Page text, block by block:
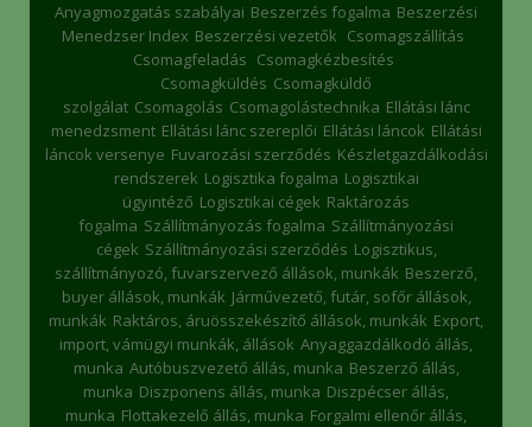
Anyagmozgatás szabályai Beszerzés fogalma Beszerzési
Menedzser Index Beszerzési vezetők Csomagszállítás
Csomagfeladás Csomagkézbesítés
Csomagküldés Csomagküldő
szolgálat Csomagolás Csomagolástechnika Ellátási lánc
menedzsment Ellátási lánc szereplői Ellátási láncok Ellátási
láncok versenye Fuvarozási szerződés Készletgazdálkodási
rendszerek Logisztika fogalma Logisztikai
ügyintéző Logisztikai cégek Raktározás
fogalma Szállítmányozás fogalma Szállítmányozási
cégek Szállítmányozási szerződés Logisztikus,
szállítmányozó, fuvarszervező állások, munkák Beszerző,
buyer állások, munkák Járművezető, futár, sofőr állások,
munkák Raktáros, áruösszekészítő állások, munkák Export,
import, vámügyi munkák, állások Anyaggazdálkodó állás,
munka Autóbuszvezető állás, munka Beszerző állás,
munka Diszponens állás, munka Diszpécser állás,
munka Flottakezelő állás, munka Forgalmi ellenőr állás,